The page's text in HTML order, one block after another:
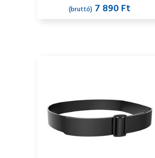
(bruttó) 7 890 Ft